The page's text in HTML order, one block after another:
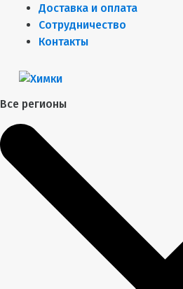
Доставка и оплата
Сотрудничество
Контакты
Все регионы